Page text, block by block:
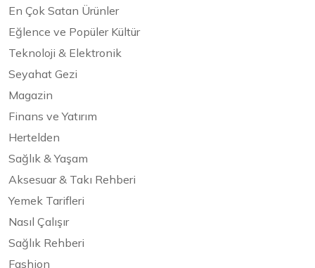
En Çok Satan Ürünler
Eğlence ve Popüler Kültür
Teknoloji & Elektronik
Seyahat Gezi
Magazin
Finans ve Yatırım
Hertelden
Sağlık & Yaşam
Aksesuar & Takı Rehberi
Yemek Tarifleri
Nasıl Çalışır
Sağlık Rehberi
Fashion